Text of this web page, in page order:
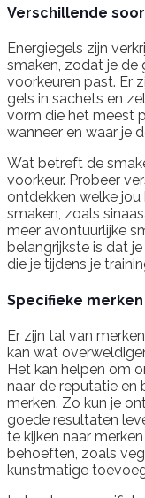
Verschillende
Energiegels zijn
smaken, zodat je de
voorkeuren past. Er
gels in sachets en
vorm die het meest
wanneer en waar je
Wat betreft de
voorkeur. Probeer
ontdekken welke
smaken, zoals
meer avontuurlijke
belangrijkste is dat
die je tijdens je
Specifieke
Er zijn tal van
kan wat
Het kan helpen om
naar de reputatie en
merken. Zo kun je
goede resultaten
te kijken naar
behoeften, zoals
kunstmatige